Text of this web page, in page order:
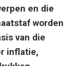
en die
worden
van die
inflatie,